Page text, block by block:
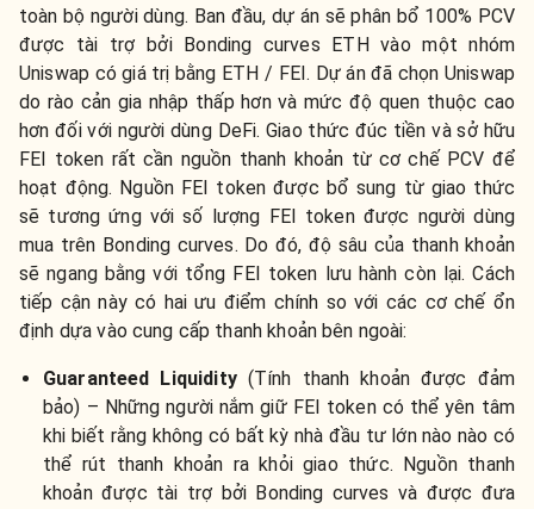
toàn bộ người dùng. Ban đầu, dự án sẽ phân bổ 100% PCV
được tài trợ bởi Bonding curves ETH vào một nhóm
Uniswap có giá trị bằng ETH / FEI. Dự án đã chọn Uniswap
do rào cản gia nhập thấp hơn và mức độ quen thuộc cao
hơn đối với người dùng DeFi. Giao thức đúc tiền và sở hữu
FEI token rất cần nguồn thanh khoản từ cơ chế PCV để
hoạt động. Nguồn FEI token được bổ sung từ giao thức
sẽ tương ứng với số lượng FEI token được người dùng
mua trên Bonding curves. Do đó, độ sâu của thanh khoản
sẽ ngang bằng với tổng FEI token lưu hành còn lại. Cách
tiếp cận này có hai ưu điểm chính so với các cơ chế ổn
định dựa vào cung cấp thanh khoản bên ngoài:
Guaranteed Liquidity(Tính thanh khoản được đảm
bảo) – Những người nắm giữ FEI token có thể yên tâm
khi biết rằng không có bất kỳ nhà đầu tư lớn nào nào có
thể rút thanh khoản ra khỏi giao thức. Nguồn thanh
khoản được tài trợ bởi Bonding curves và được đưa